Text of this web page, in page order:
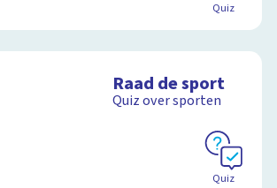
Quiz
Raad de sport
Quiz over sporten
Quiz